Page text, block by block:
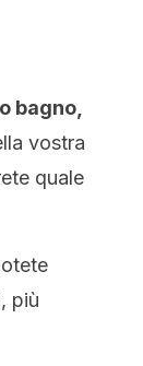
bagno,
vostra
quale
più